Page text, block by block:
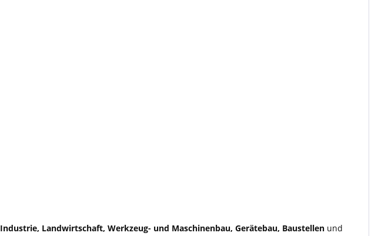
Industrie, Landwirtschaft, Werkzeug- und Maschinenbau, Gerätebau, Baustellen und